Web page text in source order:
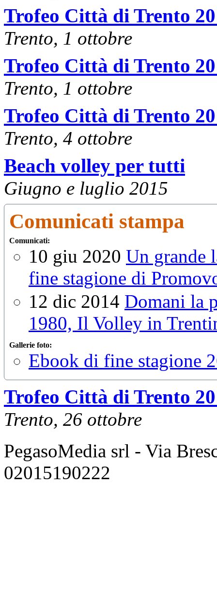
Trofeo Città di Trento
Trento, 1 ottobre
Trofeo Città di Trento
Trento, 1 ottobre
Trofeo Città di Trento
Trento, 4 ottobre
Beach volley per tutti
Giugno e luglio 2015
Comunicati stampa
Comunicati:
10 giu 2020 Un grande
fine stagione di
12 dic 2014 Domani la
1980, Il Volley in
Gallerie foto:
Ebook di fine stagione
Trofeo Città di Trento
Trento, 26 ottobre
PegasoMedia srl - Via
02015190222